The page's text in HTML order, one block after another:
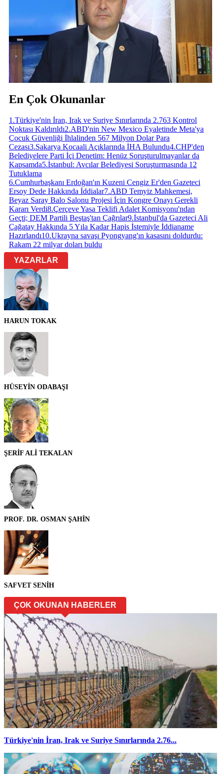
En Çok Okunanlar
1 .Türkiye'nin İran, Irak ve Suriye Sınırlarında 2.763 Kontrol
Noktası Kaldırıldı2.ABD'nin New Mexico Eyaletinde Meta'ya
Çocuk Güvenliği İhlalinden 567 Milyon Dolar Para
Cezası3.Sakarya Kocaali Açıklarında İHA Bulundu4.CHP'den
Belediyelere Parti İçi Denetim: Henüz Soruşturulmayanlar da
Kapsamda5.İstanbul: Avcılar Belediyesi Soruşturmasında 12
Tutuklama
6.Cumhurbaşkanı Erdoğan'ın Kuzeni Cengiz Er'den Gazeteci
Ersoy Dede Hakkında İddialar7.ABD Temyiz Mahkemesi,
Beyaz Saray Balo Salonu Projesi İçin Kongre Onayı Gerekli
Kararı Verdi8.Çerçeve Yasa Teklifi Adalet Komisyonu'ndan
Geçti; DEM Partili Beştaş'tan Çağrılar9.İstanbul'da Gazeteci Ali
Çağatay Hakkında 5 Yıla Kadar Hapis İstemiyle İddianame
Hazırlandı10.Ukrayna savaşı Pyongyang'ın kasasını doldurdu:
Rakam 22 milyar doları buldu
YAZARLAR
HARUN TOKAK
HÜSEYİN ODABAŞI
ŞERİF ALİ TEKALAN
PROF. DR. OSMAN ŞAHİN
SAFVET SENİH
ÇOK OKUNAN HABERLER
Türkiye'nin İran, Irak ve Suriye Sınırlarında 2.76...